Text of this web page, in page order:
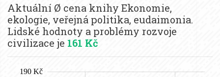
Aktuální Ø cena knihy Ekonomie,
ekologie, veřejná politika, eudaimonia.
Lidské hodnoty a problémy rozvoje
civilizace je 161 Kč